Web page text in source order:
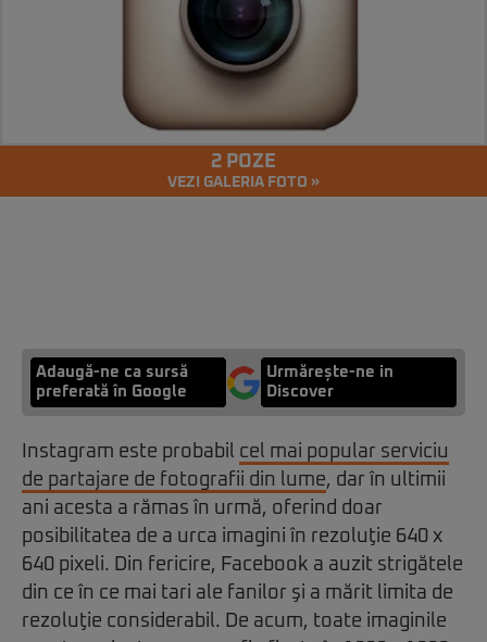
2 POZE
VEZI GALERIA FOTO »
Adaugă-ne ca sursă
preferată în Google
Urmărește-ne in
Discover
Instagram este probabil cel mai popular serviciu
de partajare de fotografii din lume, dar în ultimii
ani acesta a rămas în urmă, oferind doar
posibilitatea de a urca imagini în rezoluţie 640 x
640 pixeli. Din fericire, Facebook a auzit strigătele
din ce în ce mai tari ale fanilor şi a mărit limita de
rezoluţie considerabil. De acum, toate imaginile